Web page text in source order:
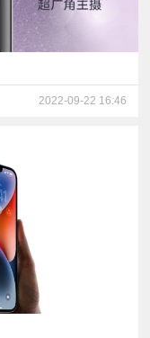
2022-09-22 16:46